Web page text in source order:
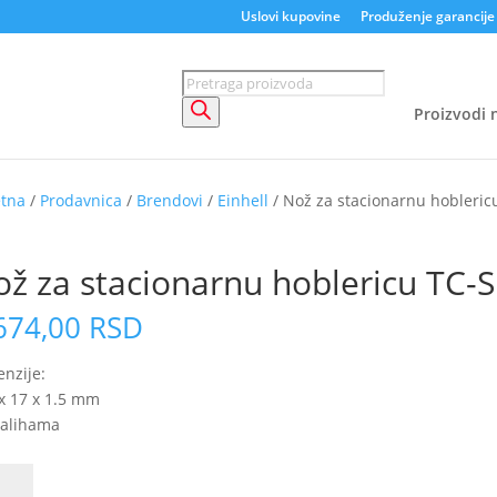
Uslovi kupovine Produženje garancije
Products
search
Proizvodi
/ Prodavnica / Brendovi / Einhell / Nož za stacionarnu
za stacionarnu hoblericu TC-
RSD
17 x 1.5 mm